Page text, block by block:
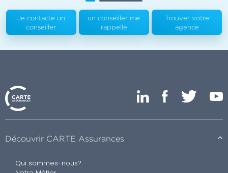
Je contacte un
conseiller
un conseiller me
rappelle
Trouver votre
agence
Découvrir CARTE Assurances
Qui sommes-nous?